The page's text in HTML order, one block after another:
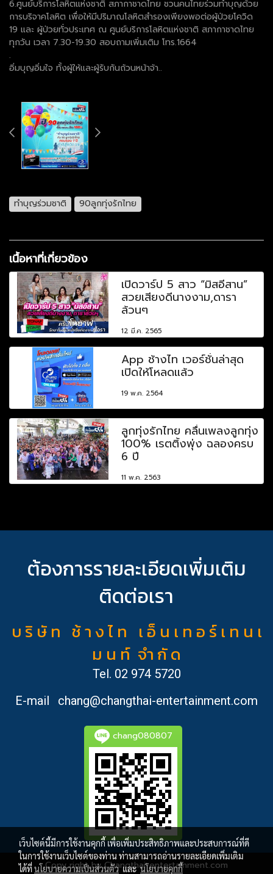
6.ศูนย์บริการโลหิตแห่งชาติ สภากาชาดไทย ชวนคนไทยร่วมทำบุญด้วย
การบริจาคโลหิต เพื่อให้มีปริมาณโลหิตสำรองเพียงพอต่อผู้ป่วยโควิด
19 และ ผู้ป่วยทั่วประเทศ ณ ศูนย์บริการโลหิตแห่งชาติ สภากาชาดไทย
ทุกวัน เวลา 7.30-19.30 สอบถามเพิ่มเติม โทร.1664
.
อิ่มบุญอิ่มใจ ทั้งผู้ให้และผู้รับกันถ้วนหน้าจ้า..
ทำบุญร่วมชาติ 90ลูกทุ่งรักไทย
เนื้อหาที่เกี่ยวข้อง
เปิดวาร์ป 5 สาว “มิสอีสาน”
สวยเสียงดีนางงาม,ดารา
ล้วนๆ
12 มี.ค. 2565
App ช้างไท เวอร์ชั่นล่าสุด
เปิดให้โหลดแล้ว
19 พ.ค. 2564
ลูกทุ่งรักไทย คลื่นเพลงลูกทุ่ง
100% เรตติ้งพุ่ง ฉลองครบ
6 ปี
11 พ.ค. 2563
ต้องการรายละเอียดเพิ่มเติม
ติดต่อเรา
บ ริ ษั ท ช้ า ง ไ ท เ อ็ น เ ท อ ร์ เ ท น เ
ม น ท์ จำ กั ด
Tel. 02 974 5720
E-mail
chang@changthai-entertainment.com
chang080807
Copy right by Changthai-entertainment.com
เว็บไซต์นี้มีการใช้งานคุกกี้ เพื่อเพิ่มประสิทธิภาพและประสบการณ์ที่ดี
ในการใช้งานเว็บไซต์ของท่าน ท่านสามารถอ่านรายละเอียดเพิ่มเติม
ได้ที่นโยบายความเป็นส่วนตัวและนโยบายคุกกี้